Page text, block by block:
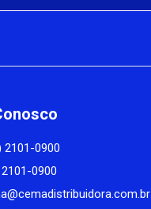
2101-0900
0900